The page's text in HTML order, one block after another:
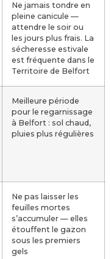
Ne jamais tondre en
pleine canicule —
attendre le soir ou
les jours plus frais. La
sécheresse estivale
est fréquente dans le
Territoire de Belfort
Meilleure période
pour le regarnissage
à Belfort : sol chaud,
pluies plus régulières
Ne pas laisser les
feuilles mortes
s’accumuler — elles
étouffent le gazon
sous les premiers
gels